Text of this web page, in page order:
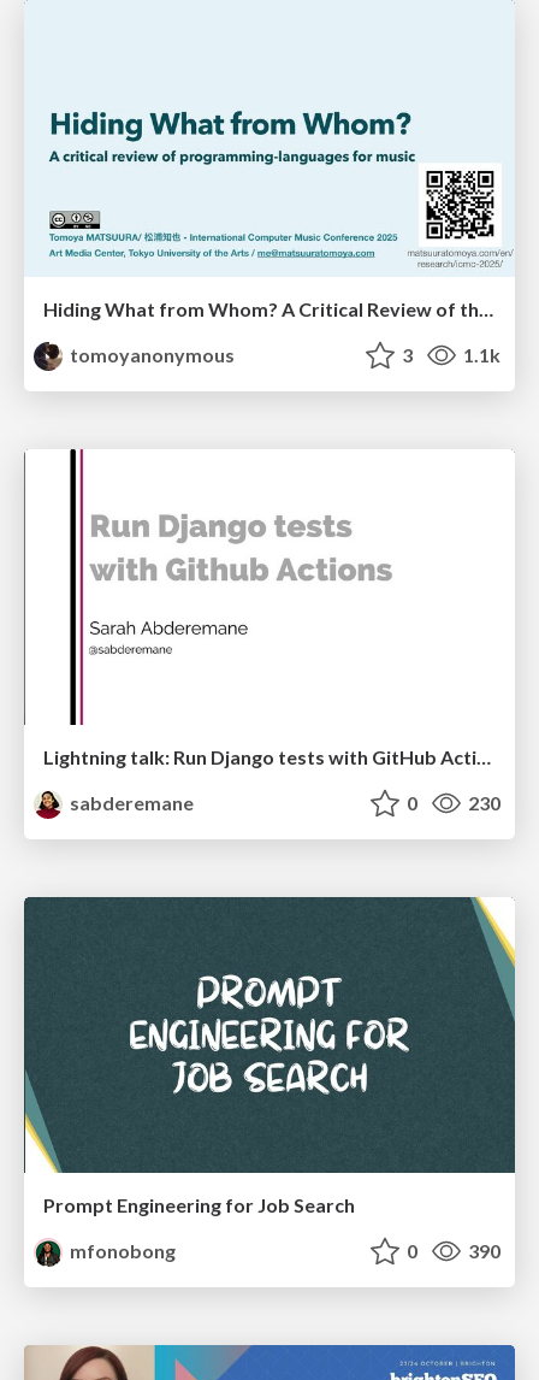
tomoyanonymous
3 1.1k
Lightning talk: Run Django tests with GitHub Actions
sabderemane
0 230
Prompt Engineering for Job Search
mfonobong
0 390